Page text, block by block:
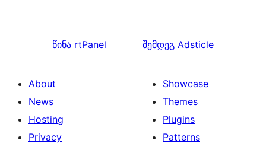
წინა rtPanel შემდეგ Adsticle
About
News
Hosting
Privacy
Showcase
Themes
Plugins
Patterns